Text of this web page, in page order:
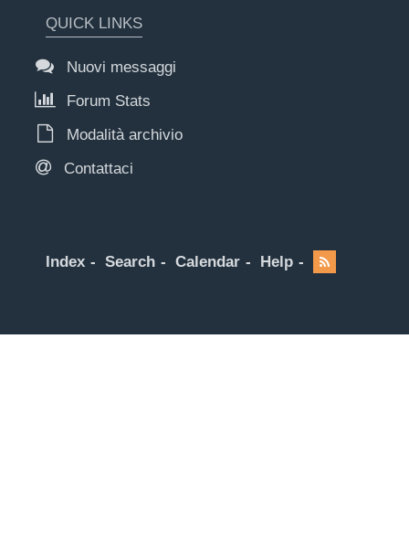
QUICK LINKS
Nuovi messaggi
Forum Stats
Modalità archivio
Contattaci
Index Search Calendar Help